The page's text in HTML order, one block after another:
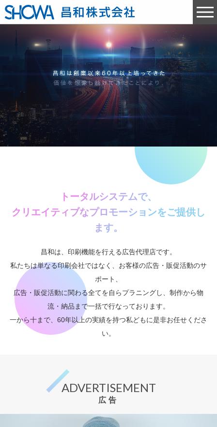
トータルシステムで、
クリエイティブなプロモーションをご提供し
ます。
昌和は、印刷機能を行える広告代理店です。
私たちは単なる印刷会社ではなく、お客様の広告・販促活動のサ
ポート、
広告・販促活動に関わる全てを自らプラニングし、制作から物
流・納品まで一括で行なっております。
一から十まで、60年以上の実績を持つ私どもに是非お任せくださ
い。
ADVERTISEMENT
広告